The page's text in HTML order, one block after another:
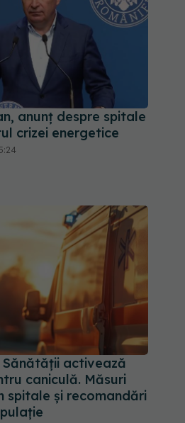
anunț despre spitale
crizei energetice
Sănătății activează
caniculă. Măsuri
spitale și recomandări